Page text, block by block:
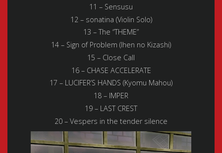
11 – Sensusu
12 – sonatina (Violin Solo)
13 – The “THEME”
14 – Sign of Problem (Ihen no Kizashi)
15 – Close Call
16 – CHASE ACCELERATE
17 – LUCIFER’S HANDS (Kyomu Mahou)
18 – IMPER
19 – LAST CREST
20 – Vespers in the tender silence